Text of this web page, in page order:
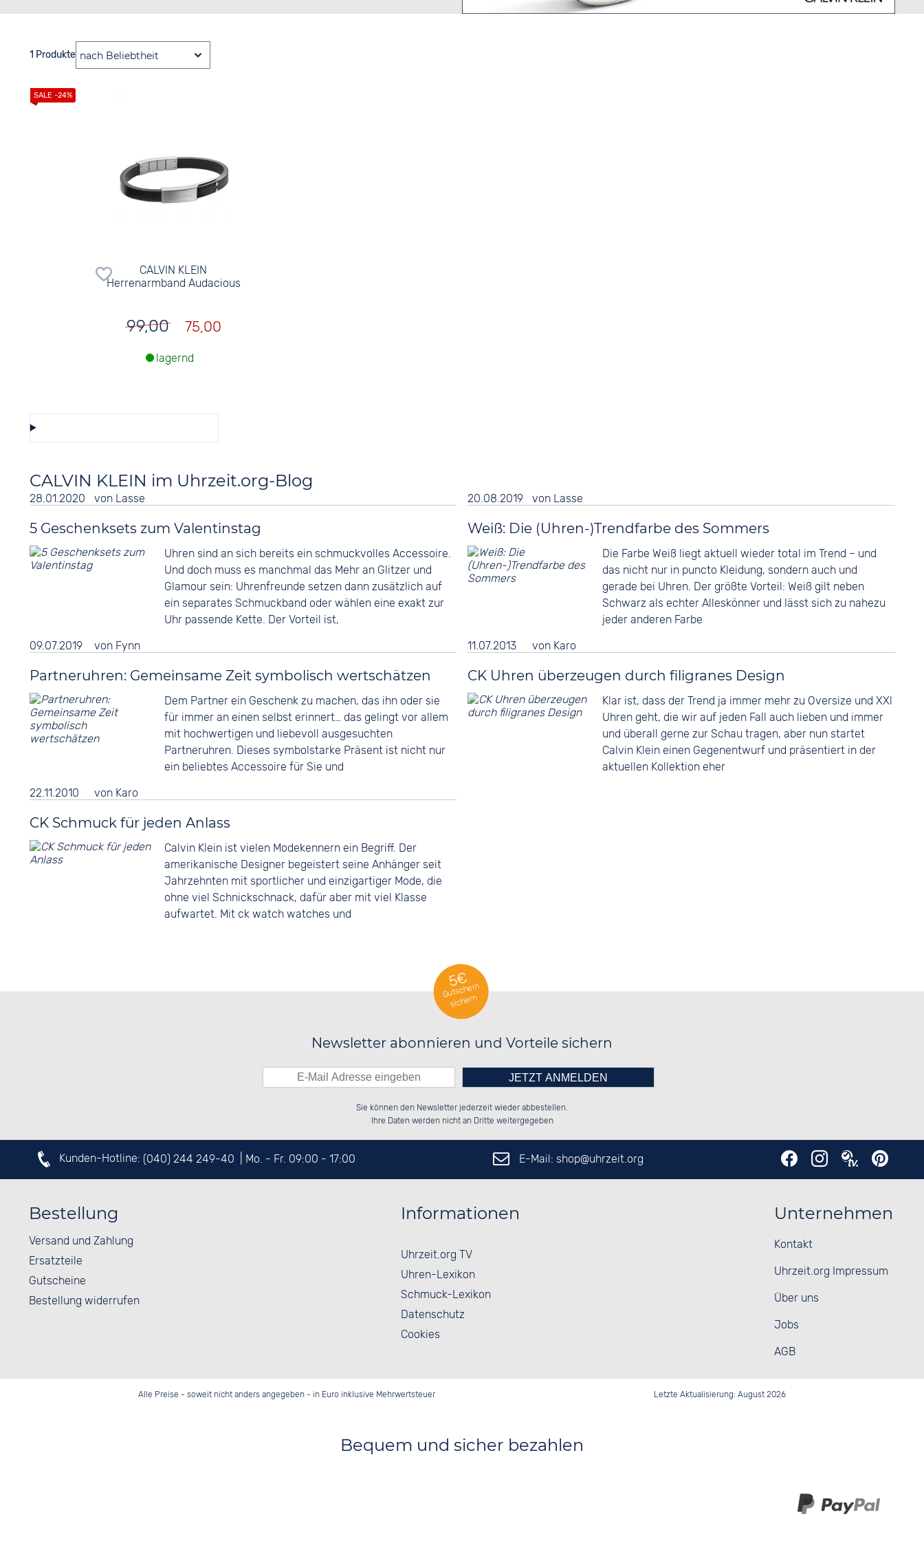
1 Produkte
CALVIN KLEIN
Herrenarmband Audacious
99,00 75,00
lagernd
CALVIN KLEIN im Uhrzeit.org-Blog
28.01.2020 von Lasse
5 Geschenksets zum Valentinstag
Uhren sind an sich bereits ein schmuckvolles Accessoire.
Und doch muss es manchmal das Mehr an Glitzer und
Glamour sein: Uhrenfreunde setzen dann zusätzlich auf
ein separates Schmuckband oder wählen eine exakt zur
Uhr passende Kette. Der Vorteil ist,
20.08.2019 von Lasse
Weiß: Die (Uhren-)Trendfarbe des Sommers
Die Farbe Weiß liegt aktuell wieder total im Trend – und
das nicht nur in puncto Kleidung, sondern auch und
gerade bei Uhren. Der größte Vorteil: Weiß gilt neben
Schwarz als echter Alleskönner und lässt sich zu nahezu
jeder anderen Farbe
09.07.2019
von Fynn
Partneruhren: Gemeinsame Zeit symbolisch wertschätzen
Dem Partner ein Geschenk zu machen, das ihn oder sie
für immer an einen selbst erinnert… das gelingt vor allem
mit hochwertigen und liebevoll ausgesuchten
Partneruhren. Dieses symbolstarke Präsent ist nicht nur
ein beliebtes Accessoire für Sie und
11.07.2013 von Karo
CK Uhren überzeugen durch filigranes Design
Klar ist, dass der Trend ja immer mehr zu Oversize und XXl
Uhren geht, die wir auf jeden Fall auch lieben und immer
und überall gerne zur Schau tragen, aber nun startet
Calvin Klein einen Gegenentwurf und präsentiert in der
aktuellen Kollektion eher
22.11.2010
von Karo
CK Schmuck für jeden Anlass
Calvin Klein ist vielen Modekennern ein Begriff. Der
amerikanische Designer begeistert seine Anhänger seit
Jahrzehnten mit sportlicher und einzigartiger Mode, die
ohne viel Schnickschnack, dafür aber mit viel Klasse
aufwartet. Mit ck watch watches und
5€
Gutschein
sichern
Newsletter abonnieren und Vorteile sichern
░░████░░░░████░░░░████░░██████░░
░░░░██░░░░░░██░░░░░░██░░██░░██░░
Bitte tragen Sie die Zahl in
das nebenstehende Feld ein.
Sie können den Newsletter jederzeit wieder abbestellen.
Ihre Daten werden nicht an Dritte weitergegeben
Kunden-Hotline: (040) 244 249-40 | Mo. - Fr. 09:00 - 17:00 E-Mail: shop@uhrzeit.org
Bestellung
Versand und Zahlung
Ersatzteile
Gutscheine
Bestellung widerrufen
Informationen
Uhrzeit.org TV
Uhren-Lexikon
Schmuck-Lexikon
Datenschutz
Cookies
Unternehmen
Kontakt
Uhrzeit.org Impressum
Über uns
Jobs
AGB
Alle Preise - soweit nicht anders angegeben - in Euro inklusive Mehrwertsteuer Letzte Aktualisierung: August 2026
Bequem und sicher bezahlen